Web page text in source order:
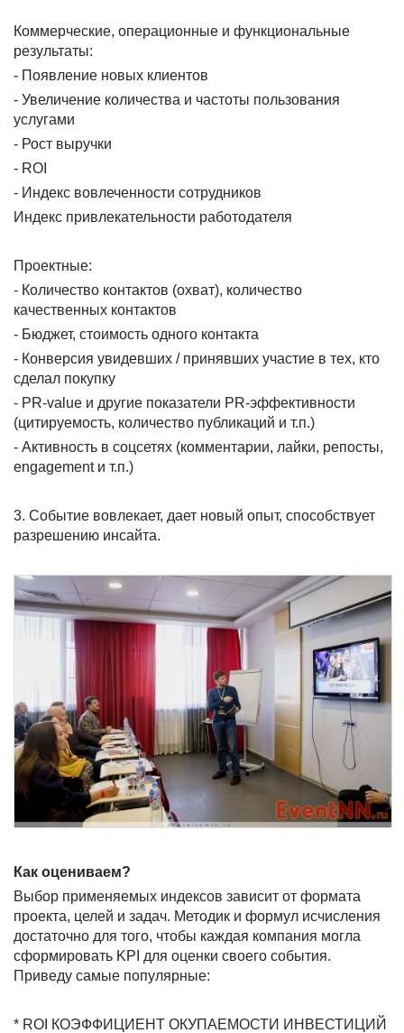
Коммерческие, операционные и функциональные
результаты:
- Появление новых клиентов
- Увеличение количества и частоты пользования
услугами
- Рост выручки
- ROI
- Индекс вовлеченности сотрудников
Индекс привлекательности работодателя
Проектные:
- Количество контактов (охват), количество
качественных контактов
- Бюджет, стоимость одного контакта
- Конверсия увидевших / принявших участие в тех, кто
сделал покупку
- PR-value и другие показатели PR-эффективности
(цитируемость, количество публикаций и т.п.)
- Активность в соцсетях (комментарии, лайки, репосты,
engagement и т.п.)
3. Событие вовлекает, дает новый опыт, способствует
разрешению инсайта.
Как оцениваем?
Выбор применяемых индексов зависит от формата
проекта, целей и задач. Методик и формул исчисления
достаточно для того, чтобы каждая компания могла
сформировать KPI для оценки своего события.
Приведу самые популярные:
* ROI КОЭФФИЦИЕНТ ОКУПАЕМОСТИ ИНВЕСТИЦИЙ